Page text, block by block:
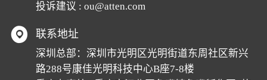
投诉建议 : ou@atten.com
联系地址
深圳总部：深圳市光明区光明街道东周社区新兴
路288号康佳光明科技中心B座7-8楼